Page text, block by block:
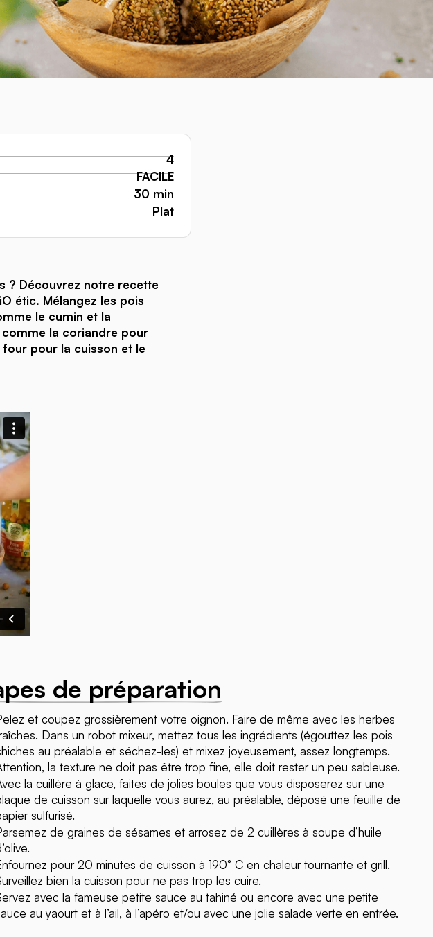
4
FACILE
30 min
Plat
? Découvrez notre recette
étic. Mélangez les pois
le cumin et la
la coriandre pour
pour la cuisson et le
de préparation
et coupez grossièrement votre oignon. Faire de même avec les herbes
Dans un robot mixeur, mettez tous les ingrédients (égouttez les pois
au préalable et séchez-les) et mixez joyeusement, assez longtemps.
la texture ne doit pas être trop fine, elle doit rester un peu sableuse.
la cuillère à glace, faites de jolies boules que vous disposerez sur une
de cuisson sur laquelle vous aurez, au préalable, déposé une feuille de
sulfurisé.
de graines de sésames et arrosez de 2 cuillères à soupe d’huile
pour 20 minutes de cuisson à 190° C en chaleur tournante et grill.
bien la cuisson pour ne pas trop les cuire.
avec la fameuse petite sauce au tahiné ou encore avec une petite
au yaourt et à l’ail, à l’apéro et/ou avec une jolie salade verte en entrée.